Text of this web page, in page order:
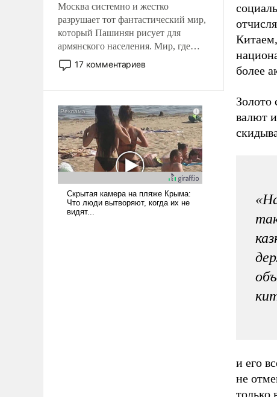
Москва системно и жестко
разрушает тот фантастический мир,
который Пашинян рисует для
армянского населения. Мир, где
политические прожекты будут
безусловно оплачиваться за счет
нужно отвечать.
17 комментариев
более
Золото
валют
и его
не
только